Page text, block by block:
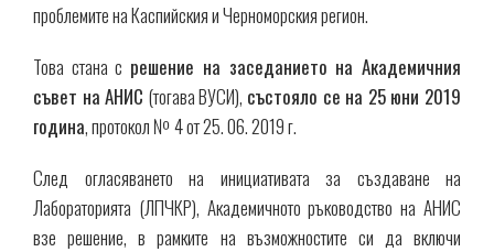
проблемите на Каспийския и Черноморския регион.
Това стана с решение на заседанието на Академичния
съвет на АНИС (тогава ВУСИ), състояло се на 25 юни 2019
година, протокол № 4 от 25. 06. 2019 г.
След огласяването на инициативата за създаване на
Лабораторията (ЛПЧКР), Академичното ръководство на АНИС
взе решение, в рамките на възможностите си да включи